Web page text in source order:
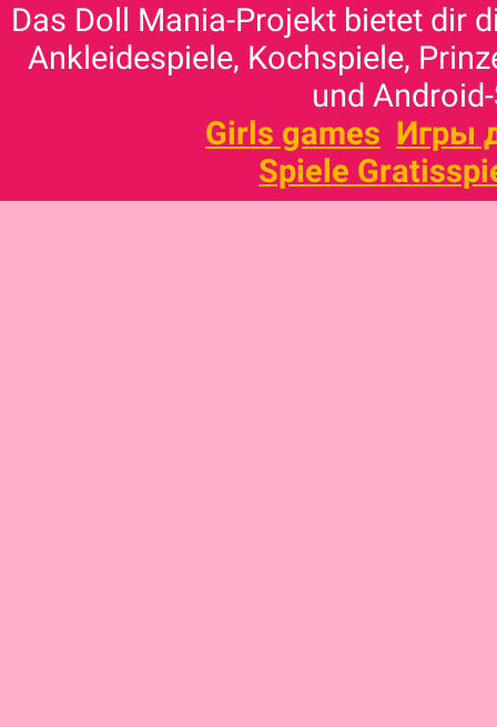
Das Doll Mania-Projekt bietet dir
Ankleidespiele, Kochspiele,
und
Girls games Игры
Spiele